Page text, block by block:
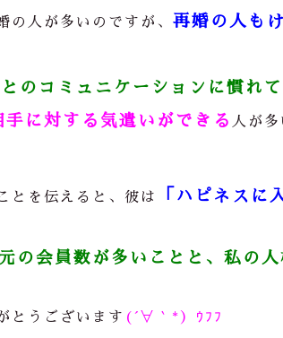
の人が多いのですが、 再婚の人も
のコミュニケーションに慣れて
に対する気遣いができる 人が
とを伝えると、彼は 「ハピネスに
の会員数が多いことと、私の
とうございます (´∀｀*）ｳﾌﾌ